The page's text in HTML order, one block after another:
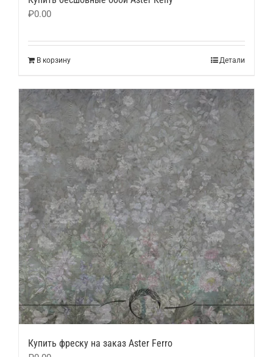
₽0.00
В корзину Детали
Купить фреску на заказ Aster Ferro